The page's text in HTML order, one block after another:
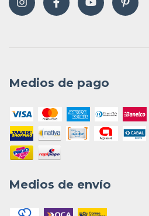
Medios de pago
Medios de envío